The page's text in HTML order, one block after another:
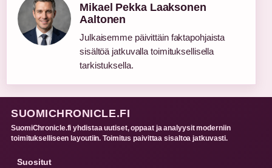
Mikael Pekka Laaksonen
Aaltonen
Julkaisemme päivittäin faktapohjaista
sisältöä jatkuvalla toimituksellisella
tarkistuksella.
SUOMICHRONICLE.FI
SuomiChronicle.fi yhdistaa uutiset, oppaat ja analyysit moderniin
toimitukselliseen layoutiin. Toimitus paivittaa sisaltoa jatkuvasti.
Suositut